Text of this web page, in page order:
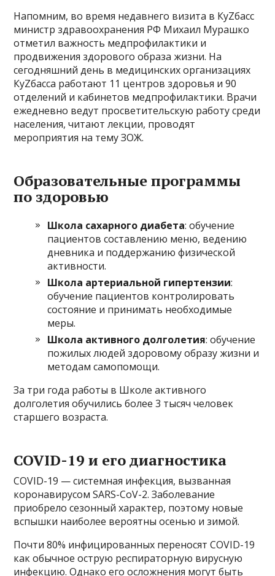
Напомним, во время недавнего визита в КуZбасс
министр здравоохранения РФ Михаил Мурашко
отметил важность медпрофилактики и
продвижения здорового образа жизни. На
сегодняшний день в медицинских организациях
КуZбасса работают 11 центров здоровья и 90
отделений и кабинетов медпрофилактики. Врачи
ежедневно ведут просветительскую работу среди
населения, читают лекции, проводят
мероприятия на тему ЗОЖ.
Образовательные программы
по здоровью
Школа сахарного диабета: обучение
пациентов составлению меню, ведению
дневника и поддержанию физической
активности.
Школа артериальной гипертензии:
обучение пациентов контролировать
состояние и принимать необходимые
меры.
Школа активного долголетия: обучение
пожилых людей здоровому образу жизни и
методам самопомощи.
За три года работы в Школе активного
долголетия обучились более 3 тысяч человек
старшего возраста.
COVID-19 и его диагностика
COVID-19 — системная инфекция, вызванная
коронавирусом SARS-CoV-2. Заболевание
приобрело сезонный характер, поэтому новые
вспышки наиболее вероятны осенью и зимой.
Почти 80% инфицированных переносят COVID-19
как обычное острую респираторную вирусную
инфекцию. Однако его осложнения могут быть